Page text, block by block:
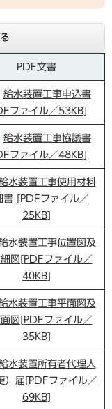
PDF文書
給水装置工事申込書
ファイル／53KB]
給水装置工事協議書
ファイル／48KB]
水装置工事使用材料
書 [PDFファイル／
25KB]
水装置工事位置図及
図[PDFファイル／
40KB]
水装置工事平面図及
図[PDFファイル／
35KB]
水装置所有者代理人
）届[PDFファイル／
69KB]